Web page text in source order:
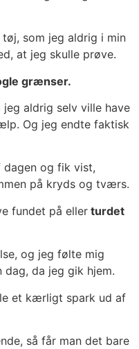
som jeg aldrig i min
at jeg skulle prøve.
grænser.
aldrig selv ville have
Og jeg endte faktisk
og fik vist,
på kryds og tværs.
fundet på eller turdet
og jeg følte mig
da jeg gik hjem.
et kærligt spark ud af
så får man det bare